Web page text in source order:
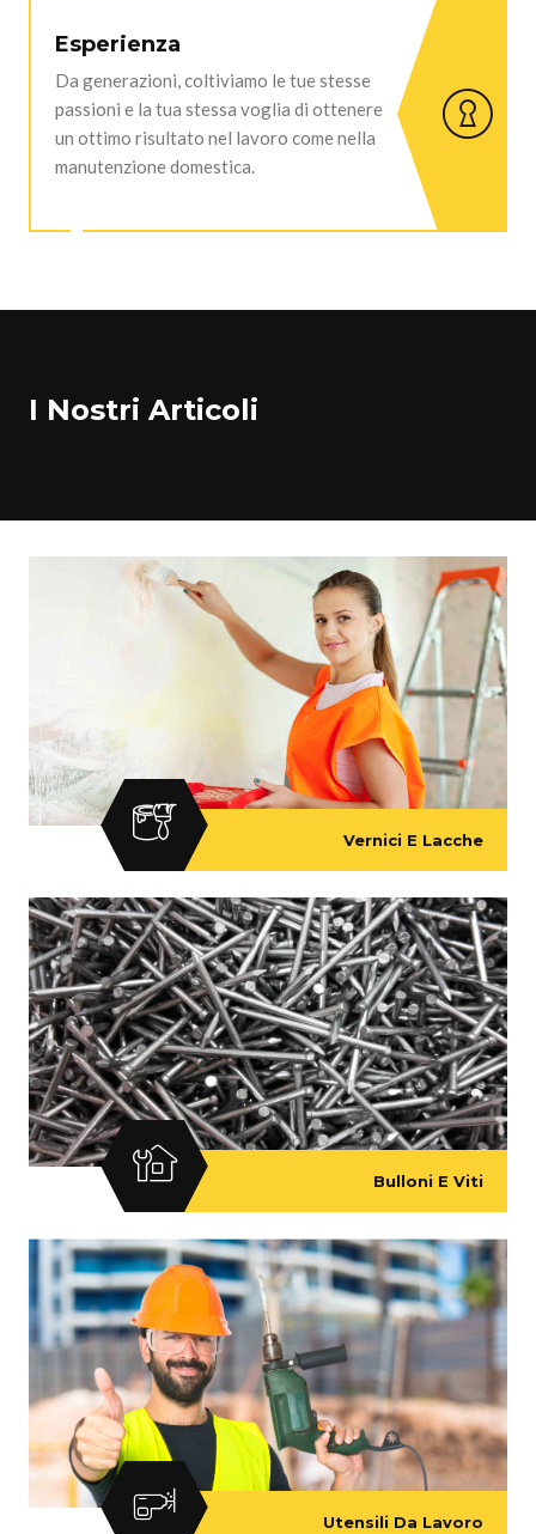
Esperienza
Da generazioni, coltiviamo le tue stesse
passioni e la tua stessa voglia di ottenere
un ottimo risultato nel lavoro come nella
manutenzione domestica.
I Nostri Articoli
Vernici E Lacche
Bulloni E Viti
Utensili Da Lavoro